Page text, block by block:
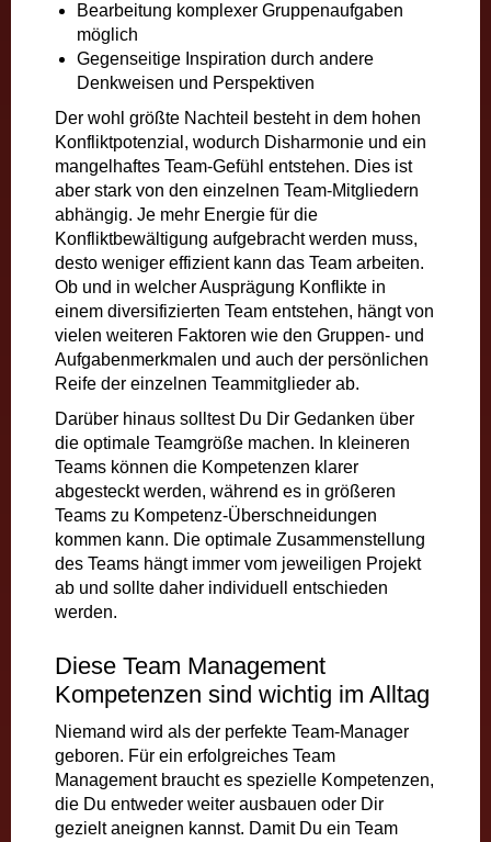
Bearbeitung komplexer Gruppenaufgaben
möglich
Gegenseitige Inspiration durch andere
Denkweisen und Perspektiven
Der wohl größte Nachteil besteht in dem hohen
Konfliktpotenzial, wodurch Disharmonie und ein
mangelhaftes Team-Gefühl entstehen. Dies ist
aber stark von den einzelnen Team-Mitgliedern
abhängig. Je mehr Energie für die
Konfliktbewältigung aufgebracht werden muss,
desto weniger effizient kann das Team arbeiten.
Ob und in welcher Ausprägung Konflikte in
einem diversifizierten Team entstehen, hängt von
vielen weiteren Faktoren wie den Gruppen- und
Aufgabenmerkmalen und auch der persönlichen
Reife der einzelnen Teammitglieder ab.
Darüber hinaus solltest Du Dir Gedanken über
die optimale Teamgröße machen. In kleineren
Teams können die Kompetenzen klarer
abgesteckt werden, während es in größeren
Teams zu Kompetenz-Überschneidungen
kommen kann. Die optimale Zusammenstellung
des Teams hängt immer vom jeweiligen Projekt
ab und sollte daher individuell entschieden
werden.
Diese Team Management
Kompetenzen sind wichtig im Alltag
Niemand wird als der perfekte Team-Manager
geboren. Für ein erfolgreiches Team
Management braucht es spezielle Kompetenzen,
die Du entweder weiter ausbauen oder Dir
gezielt aneignen kannst. Damit Du ein Team